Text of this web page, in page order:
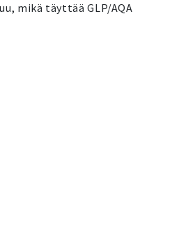
mikä täyttää GLP/AQA